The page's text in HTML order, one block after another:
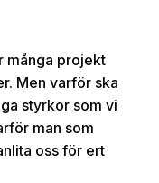
många projekt
Men varför ska
styrkor som vi
man som
oss för ert